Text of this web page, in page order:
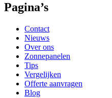
Pagina’s
Contact
Nieuws
Over ons
Zonnepanelen
Tips
Vergelijken
Offerte aanvragen
Blog